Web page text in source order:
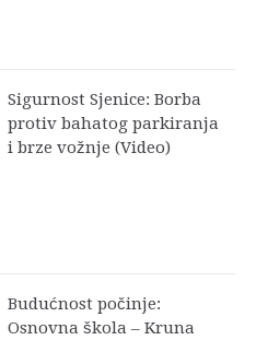
Sigurnost Sjenice: Borba
protiv bahatog parkiranja
i brze vožnje (Video)
Budućnost počinje:
Osnovna škola – Kruna